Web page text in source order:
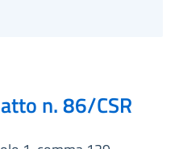
n. 86/CSR